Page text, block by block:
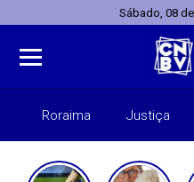
Sábado, 08
Roraima Justiça